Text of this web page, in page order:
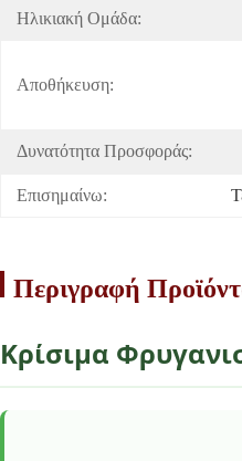
Ηλικιακή Ομάδα:
Αποθήκευση:
Δυνατότητα Προσφοράς:
Επισημαίνω:
Περιγραφή
Κρίσιμα